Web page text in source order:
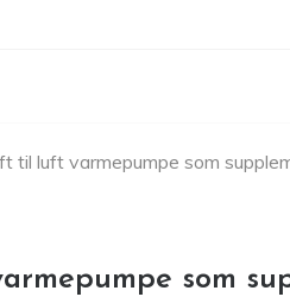
til luft varmepumpe som
som